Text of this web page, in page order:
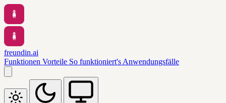
freundin.ai
Funktionen Vorteile So funktioniert's Anwendungsfälle